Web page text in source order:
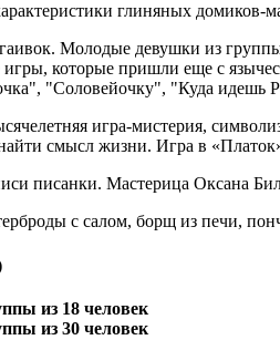
глиняных домиков-
Молодые девушки из
игры, которые пришли еще с
"Соловейочку", "Куда идешь
игра-мистерия,
смысл жизни. Игра в
писанки. Мастерица Оксана
с салом, борщ из печи,
из 18 человек
из 30 человек